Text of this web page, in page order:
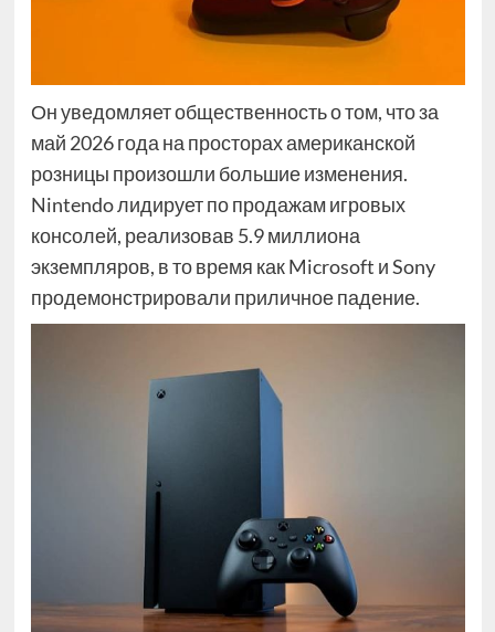
Он уведомляет общественность о том, что за
май 2026 года на просторах американской
розницы произошли большие изменения.
Nintendo лидирует по продажам игровых
консолей, реализовав 5.9 миллиона
экземпляров, в то время как Microsoft и Sony
продемонстрировали приличное падение.